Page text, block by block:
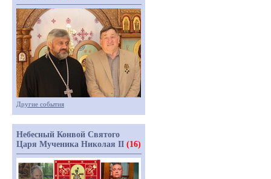
Другие события
Небесный Конвой Святого
Царя Мученика Николая II (16)